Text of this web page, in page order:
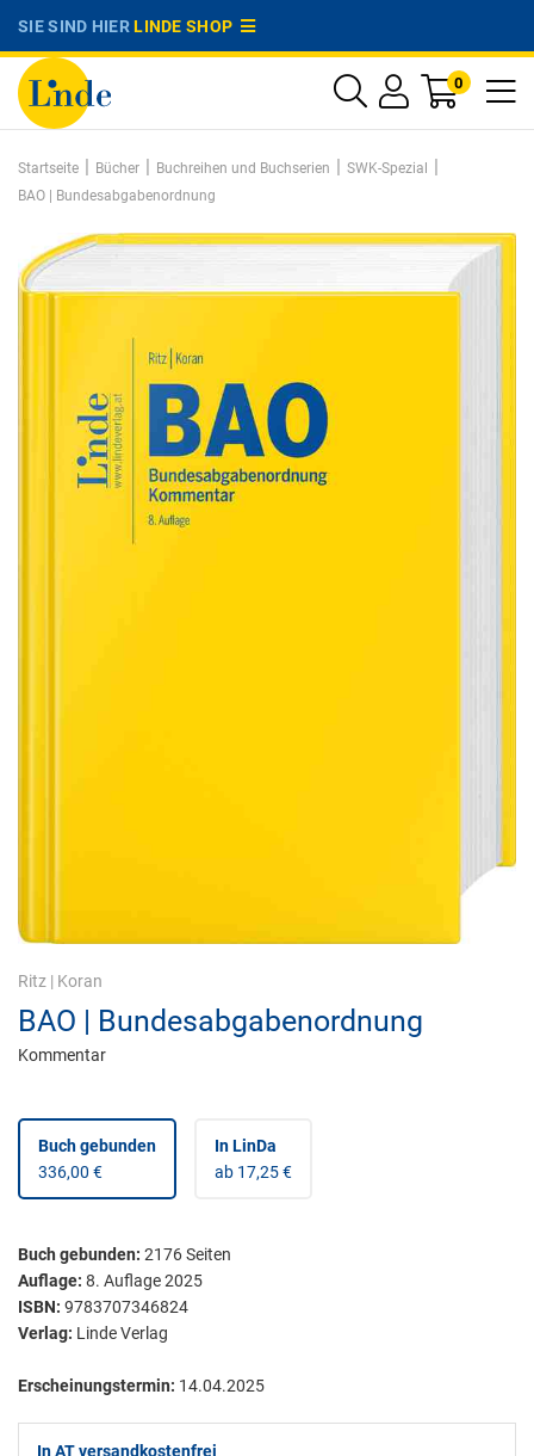
SIE SIND HIERLINDE SHOP
0
Startseite | Bücher | Buchreihen und Buchserien | SWK-Spezial |
BAO | Bundesabgabenordnung
Ritz | Koran
BAO | Bundesabgabenordnung
Kommentar
Buch gebunden
336,00 €
In LinDa
ab 17,25 €
Buch gebunden: 2176Seiten
Auflage: 8. Auflage 2025
ISBN: 9783707346824
Verlag: Linde Verlag
Erscheinungstermin: 14.04.2025
In AT versandkostenfrei